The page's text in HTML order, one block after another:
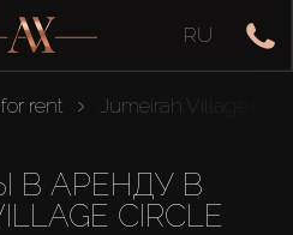
RU
rent Jumeirah Village
В АРЕНДУ В
CIRCLE